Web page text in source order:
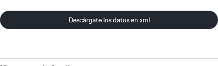
Descárgate los datos en xml